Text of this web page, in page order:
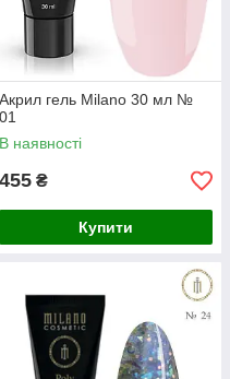
Акрил гель Milano 30 мл №
01
В наявності
455 ₴
Купити